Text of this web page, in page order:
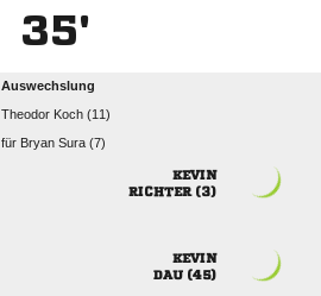
35'
Auswechslung
  
für   

 

 